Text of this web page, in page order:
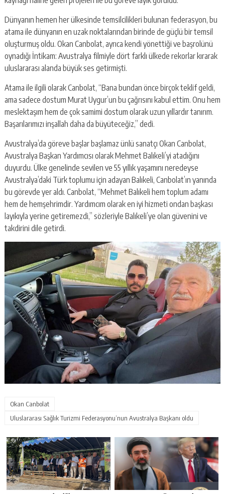
Dünyanın hemen her ülkesinde temsilcilikleri bulunan federasyon, bu
atama ile dünyanın en uzak noktalarından birinde de güçlü bir temsil
oluşturmuş oldu. Okan Canbolat, ayrıca kendi yönettiği ve başrolünü
oynadığı İntikam: Avustralya filmiyle dört farklı ülkede rekorlar kırarak
uluslararası alanda büyük ses getirmişti.
Atama ile ilgili olarak Canbolat, “Bana bundan önce birçok teklif geldi,
ama sadece dostum Murat Uygur’un bu çağrısını kabul ettim. Onu hem
meslektaşım hem de çok samimi dostum olarak uzun yıllardır tanırım.
Başarılarımızı inşallah daha da büyüteceğiz,” dedi.
Avustralya’da göreve başlar başlamaz ünlü sanatçı Okan Canbolat,
Avustralya Başkan Yardımcısı olarak Mehmet Balıkeli’yi atadığını
duyurdu. Ülke genelinde sevilen ve 55 yıllık yaşamını neredeyse
Avustralya’daki Türk toplumu için adayan Balıkeli, Canbolat’ın yanında
bu görevde yer aldı. Canbolat, “Mehmet Balıkeli hem toplum adamı
hem de hemşehrimdir. Yardımcım olarak en iyi hizmeti ondan başkası
layıkıyla yerine getiremezdi,” sözleriyle Balıkeli’ye olan güvenini ve
takdirini dile getirdi.
Okan Canbolat
Uluslararası Sağlık Turizmi Federasyonu’nun Avustralya Başkanı oldu